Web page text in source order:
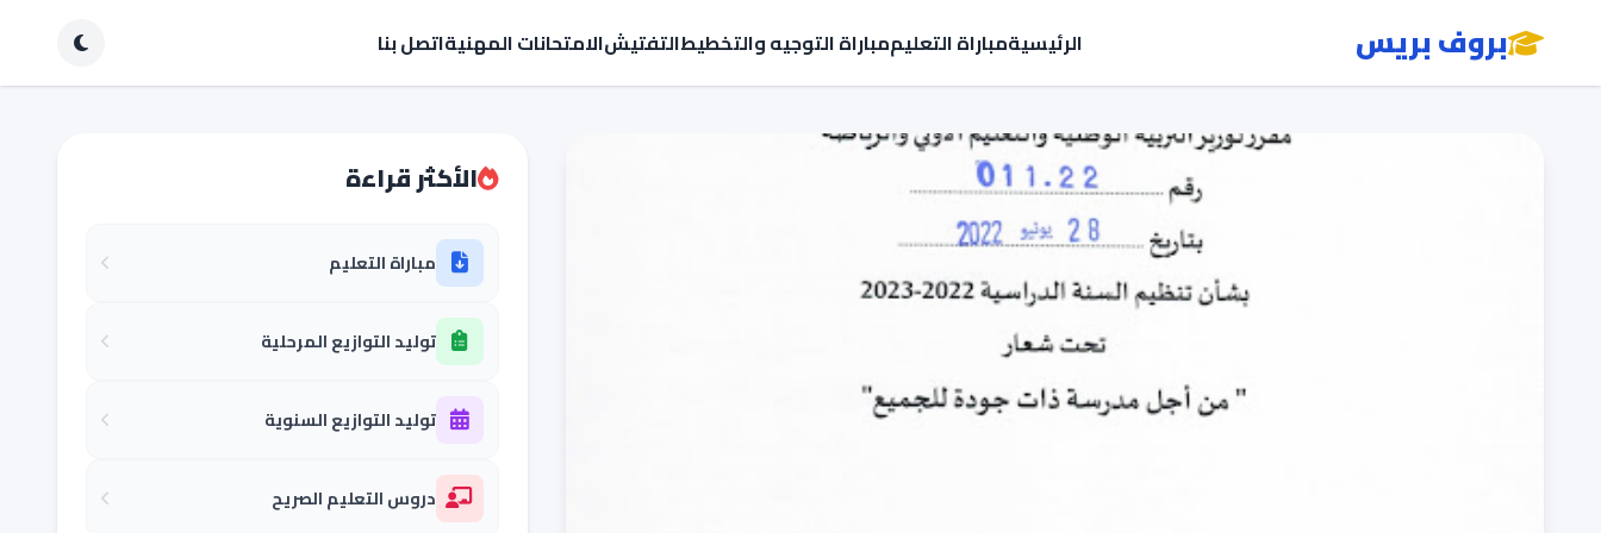
بروف بريس الرئيسيةمباراة التعليممباراة التوجيه والتخطيطالتفتيشالامتحانات المهنيةاتصل بنا
الأكثر قراءة
مباراة التعليم
توليد التوازيع المرحلية
توليد التوازيع السنوية
دروس التعليم الصريح